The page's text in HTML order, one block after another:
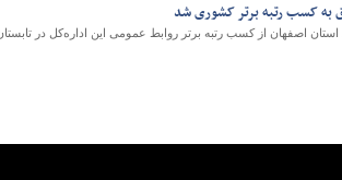
به کسب رتبه برتر کشوری شد
اصفهان از کسب رتبه برتر روابط عمومی این اداره‌کل در